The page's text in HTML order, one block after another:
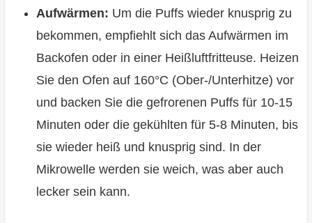
Aufwärmen: Um die Puffs wieder knusprig zu
bekommen, empfiehlt sich das Aufwärmen im
Backofen oder in einer Heißluftfritteuse. Heizen
Sie den Ofen auf 160°C (Ober-/Unterhitze) vor
und backen Sie die gefrorenen Puffs für 10-15
Minuten oder die gekühlten für 5-8 Minuten, bis
sie wieder heiß und knusprig sind. In der
Mikrowelle werden sie weich, was aber auch
lecker sein kann.